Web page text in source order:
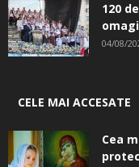
120
04/08/
CELE MAI ACCESATE
Cea